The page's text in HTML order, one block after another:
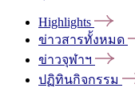
Highlights
ข่าวสารทั้งหมด
ข่าวจุฬาฯ
ปฏิทินกิจกรรม